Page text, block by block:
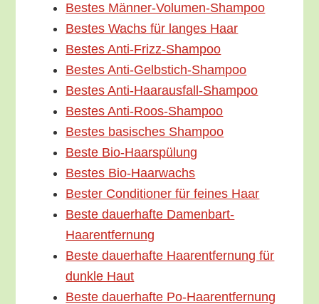
Bes­tes Männer-Volumen-Shampoo
Bes­tes Wachs für lan­ges Haar
Bes­tes Anti-Frizz-Shampoo
Bes­tes Anti-Gelbstich-Shampoo
Bes­tes Anti-Haarausfall-Shampoo
Bes­tes Anti-Roos-Shampoo
Bes­tes basi­sches Shampoo
Bes­te Bio-Haarspülung
Bes­tes Bio-Haarwachs
Bes­ter Con­di­tio­ner für fei­nes Haar
Bes­te dau­er­haf­te Damenbart-
Haarentfernung
Bes­te dau­er­haf­te Haar­ent­fer­nung für
dunk­le Haut
Bes­te dau­er­haf­te Po-Haarentfernung